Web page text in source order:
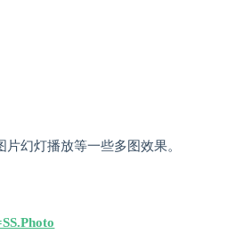
幻灯播放等一些多图效果。